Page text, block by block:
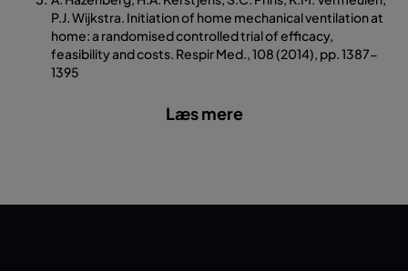
P.J. Wijkstra. Initiation of home mechanical ventilation at
home: a randomised controlled trial of efficacy,
feasibility and costs. Respir Med., 108 (2014), pp. 1387-
1395
Læs mere